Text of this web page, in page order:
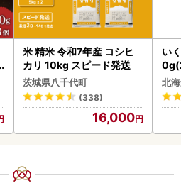
米 精米 令和7年産 コシヒ
カリ 10kg スピード発送
茨城県八千代町
(338)
16,000
い
2-
北